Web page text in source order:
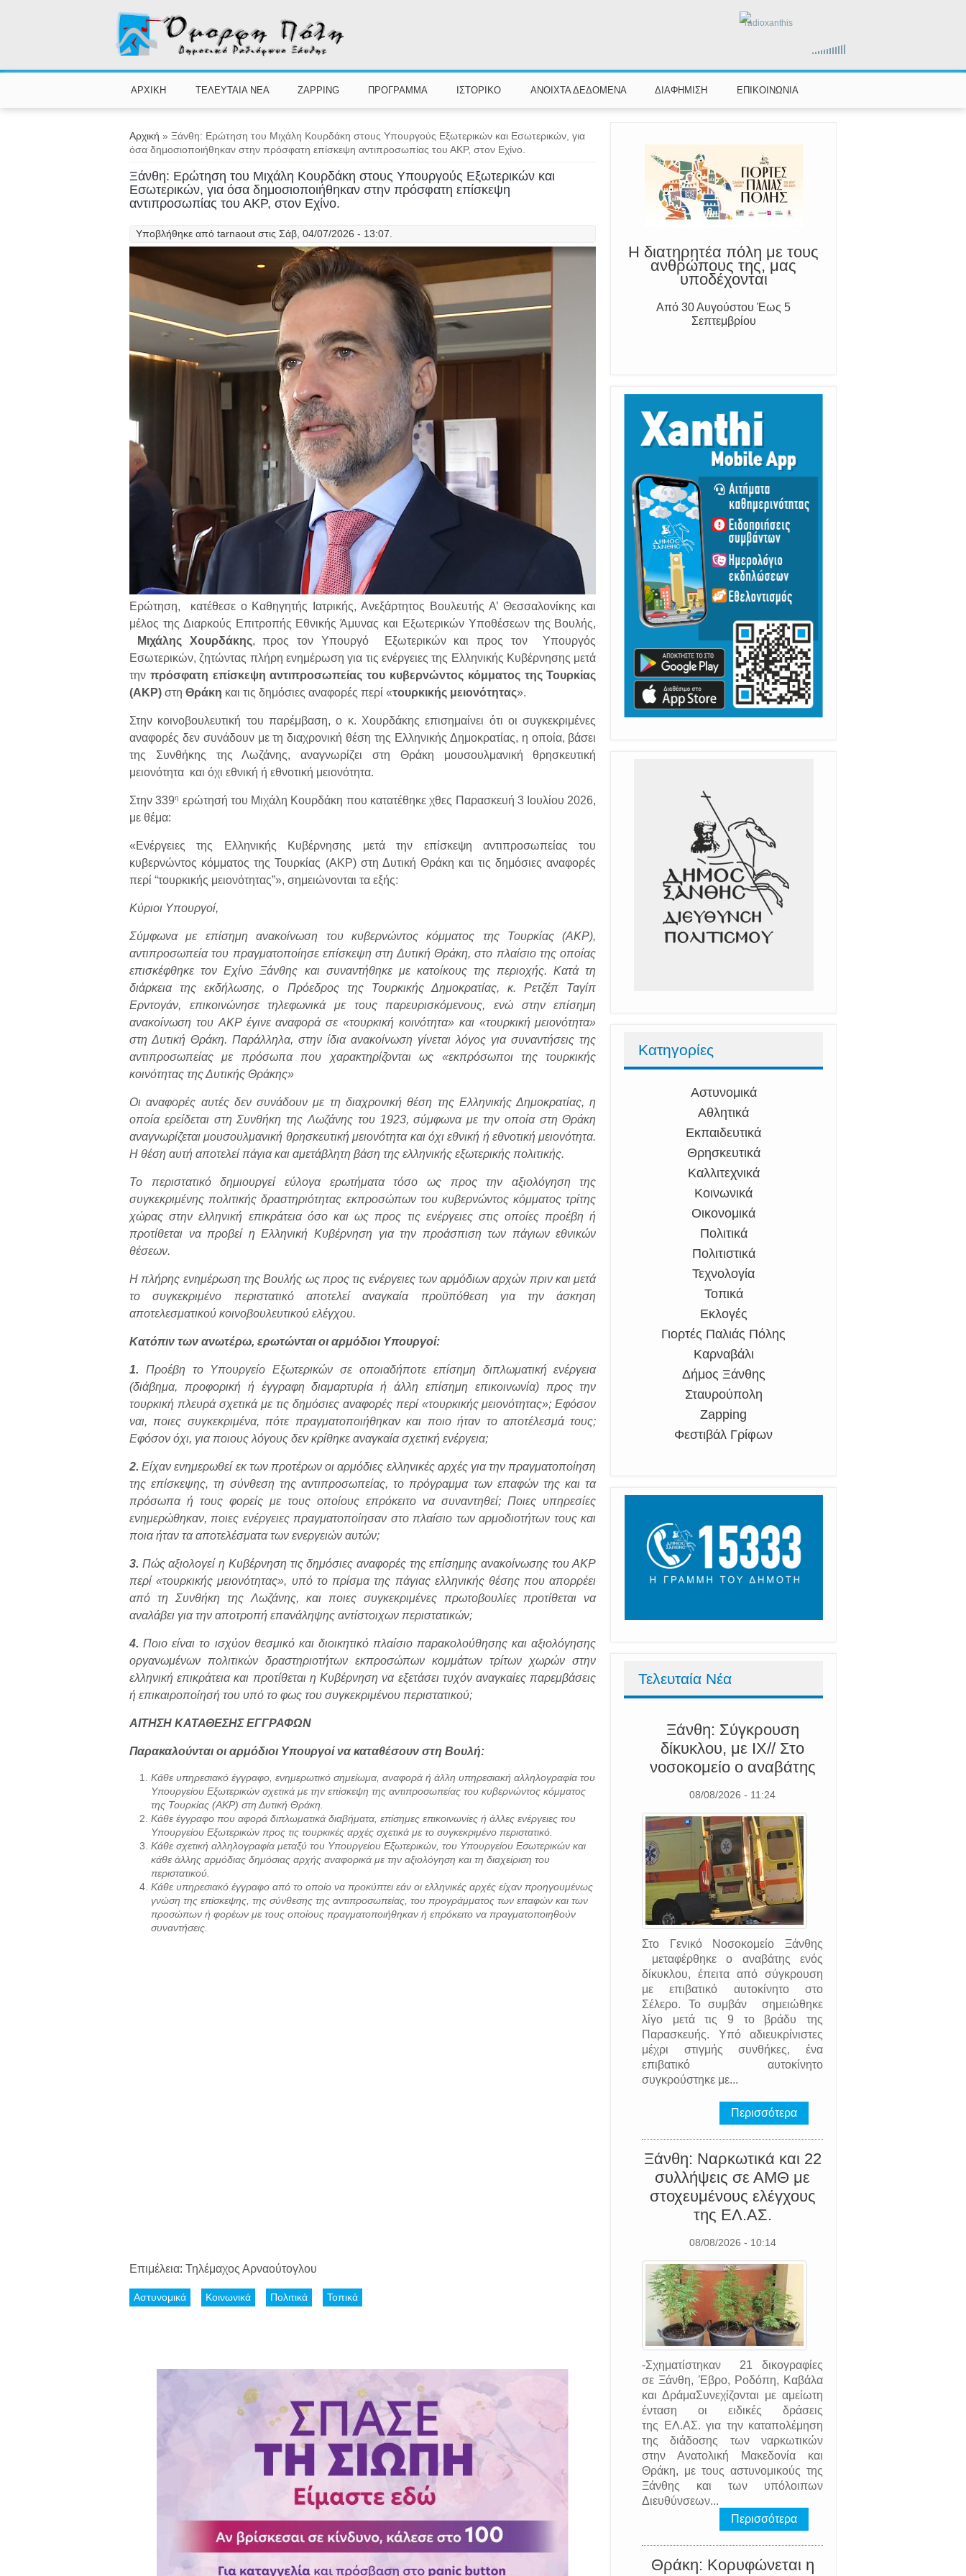
radioxanthis
ΑΡΧΙΚΗ ΤΕΛΕΥΤΑΙΑ ΝΕΑ ZAPPING ΠΡΟΓΡΑΜΜΑ ΙΣΤΟΡΙΚΟ ΑΝΟΙΧΤΑ ΔΕΔΟΜΕΝΑ ΔΙΑΦΗΜΙΣΗ ΕΠΙΚΟΙΝΩΝΙΑ
Είστε εδώ
Αρχική » Ξάνθη: Ερώτηση του Μιχάλη Κουρδάκη στους Υπουργούς Εξωτερικών και Εσωτερικών, για
όσα δημοσιοποιήθηκαν στην πρόσφατη επίσκεψη αντιπροσωπίας του ΑKP, στον Εχίνο.
Ξάνθη: Ερώτηση του Μιχάλη Κουρδάκη στους Υπουργούς Εξωτερικών και
Εσωτερικών, για όσα δημοσιοποιήθηκαν στην πρόσφατη επίσκεψη
αντιπροσωπίας του ΑKP, στον Εχίνο.
Υποβλήθηκε από tarnaout στις Σάβ, 04/07/2026 - 13:07.
Ερώτηση, κατέθεσε ο Καθηγητής Ιατρικής, Ανεξάρτητος Βουλευτής Α’ Θεσσαλονίκης και
μέλος της Διαρκούς Επιτροπής Εθνικής Άμυνας και Εξωτερικών Υποθέσεων της Βουλής,
Μιχάλης Χουρδάκης, προς τον Υπουργό Εξωτερικών και προς τον Υπουργός
Εσωτερικών, ζητώντας πλήρη ενημέρωση για τις ενέργειες της Ελληνικής Κυβέρνησης μετά
την πρόσφατη επίσκεψη αντιπροσωπείας του κυβερνώντος κόμματος της Τουρκίας
(AKP) στη Θράκη και τις δημόσιες αναφορές περί «τουρκικής μειονότητας».
Στην κοινοβουλευτική του παρέμβαση, ο κ. Χουρδάκης επισημαίνει ότι οι συγκεκριμένες
αναφορές δεν συνάδουν με τη διαχρονική θέση της Ελληνικής Δημοκρατίας, η οποία, βάσει
της Συνθήκης της Λωζάνης, αναγνωρίζει στη Θράκη μουσουλμανική θρησκευτική
μειονότητα και όχι εθνική ή εθνοτική μειονότητα.
Στην 339η ερώτησή του Μιχάλη Κουρδάκη που κατατέθηκε χθες Παρασκευή 3 Ιουλίου 2026,
με θέμα:
«Ενέργειες της Ελληνικής Κυβέρνησης μετά την επίσκεψη αντιπροσωπείας του
κυβερνώντος κόμματος της Τουρκίας (AKP) στη Δυτική Θράκη και τις δημόσιες αναφορές
περί “τουρκικής μειονότητας”», σημειώνονται τα εξής:
Κύριοι Υπουργοί,
Σύμφωνα με επίσημη ανακοίνωση του κυβερνώντος κόμματος της Τουρκίας (AKP),
αντιπροσωπεία του πραγματοποίησε επίσκεψη στη Δυτική Θράκη, στο πλαίσιο της οποίας
επισκέφθηκε τον Εχίνο Ξάνθης και συναντήθηκε με κατοίκους της περιοχής. Κατά τη
διάρκεια της εκδήλωσης, ο Πρόεδρος της Τουρκικής Δημοκρατίας, κ. Ρετζέπ Ταγίπ
Ερντογάν, επικοινώνησε τηλεφωνικά με τους παρευρισκόμενους, ενώ στην επίσημη
ανακοίνωση του AKP έγινε αναφορά σε «τουρκική κοινότητα» και «τουρκική μειονότητα»
στη Δυτική Θράκη. Παράλληλα, στην ίδια ανακοίνωση γίνεται λόγος για συναντήσεις της
αντιπροσωπείας με πρόσωπα που χαρακτηρίζονται ως «εκπρόσωποι της τουρκικής
κοινότητας της Δυτικής Θράκης»
Οι αναφορές αυτές δεν συνάδουν με τη διαχρονική θέση της Ελληνικής Δημοκρατίας, η
οποία ερείδεται στη Συνθήκη της Λωζάνης του 1923, σύμφωνα με την οποία στη Θράκη
αναγνωρίζεται μουσουλμανική θρησκευτική μειονότητα και όχι εθνική ή εθνοτική μειονότητα.
Η θέση αυτή αποτελεί πάγια και αμετάβλητη βάση της ελληνικής εξωτερικής πολιτικής.
Το περιστατικό δημιουργεί εύλογα ερωτήματα τόσο ως προς την αξιολόγηση της
συγκεκριμένης πολιτικής δραστηριότητας εκπροσώπων του κυβερνώντος κόμματος τρίτης
χώρας στην ελληνική επικράτεια όσο και ως προς τις ενέργειες στις οποίες προέβη ή
προτίθεται να προβεί η Ελληνική Κυβέρνηση για την προάσπιση των πάγιων εθνικών
θέσεων.
Η πλήρης ενημέρωση της Βουλής ως προς τις ενέργειες των αρμόδιων αρχών πριν και μετά
το συγκεκριμένο περιστατικό αποτελεί αναγκαία προϋπόθεση για την άσκηση
αποτελεσματικού κοινοβουλευτικού ελέγχου.
Κατόπιν των ανωτέρω, ερωτώνται οι αρμόδιοι Υπουργοί:
1. Προέβη το Υπουργείο Εξωτερικών σε οποιαδήποτε επίσημη διπλωματική ενέργεια
(διάβημα, προφορική ή έγγραφη διαμαρτυρία ή άλλη επίσημη επικοινωνία) προς την
τουρκική πλευρά σχετικά με τις δημόσιες αναφορές περί «τουρκικής μειονότητας»; Εφόσον
ναι, ποιες συγκεκριμένα, πότε πραγματοποιήθηκαν και ποιο ήταν το αποτέλεσμά τους;
Εφόσον όχι, για ποιους λόγους δεν κρίθηκε αναγκαία σχετική ενέργεια;
2. Είχαν ενημερωθεί εκ των προτέρων οι αρμόδιες ελληνικές αρχές για την πραγματοποίηση
της επίσκεψης, τη σύνθεση της αντιπροσωπείας, το πρόγραμμα των επαφών της και τα
πρόσωπα ή τους φορείς με τους οποίους επρόκειτο να συναντηθεί; Ποιες υπηρεσίες
ενημερώθηκαν, ποιες ενέργειες πραγματοποίησαν στο πλαίσιο των αρμοδιοτήτων τους και
ποια ήταν τα αποτελέσματα των ενεργειών αυτών;
3. Πώς αξιολογεί η Κυβέρνηση τις δημόσιες αναφορές της επίσημης ανακοίνωσης του AKP
περί «τουρκικής μειονότητας», υπό το πρίσμα της πάγιας ελληνικής θέσης που απορρέει
από τη Συνθήκη της Λωζάνης, και ποιες συγκεκριμένες πρωτοβουλίες προτίθεται να
αναλάβει για την αποτροπή επανάληψης αντίστοιχων περιστατικών;
4. Ποιο είναι το ισχύον θεσμικό και διοικητικό πλαίσιο παρακολούθησης και αξιολόγησης
οργανωμένων πολιτικών δραστηριοτήτων εκπροσώπων κομμάτων τρίτων χωρών στην
ελληνική επικράτεια και προτίθεται η Κυβέρνηση να εξετάσει τυχόν αναγκαίες παρεμβάσεις
ή επικαιροποίησή του υπό το φως του συγκεκριμένου περιστατικού;
ΑΙΤΗΣΗ ΚΑΤΑΘΕΣΗΣ ΕΓΓΡΑΦΩΝ
Παρακαλούνται οι αρμόδιοι Υπουργοί να καταθέσουν στη Βουλή:
Κάθε υπηρεσιακό έγγραφο, ενημερωτικό σημείωμα, αναφορά ή άλλη υπηρεσιακή αλληλογραφία του
Υπουργείου Εξωτερικών σχετικά με την επίσκεψη της αντιπροσωπείας του κυβερνώντος κόμματος
της Τουρκίας (AKP) στη Δυτική Θράκη.
Κάθε έγγραφο που αφορά διπλωματικά διαβήματα, επίσημες επικοινωνίες ή άλλες ενέργειες του
Υπουργείου Εξωτερικών προς τις τουρκικές αρχές σχετικά με το συγκεκριμένο περιστατικό.
Κάθε σχετική αλληλογραφία μεταξύ του Υπουργείου Εξωτερικών, του Υπουργείου Εσωτερικών και
κάθε άλλης αρμόδιας δημόσιας αρχής αναφορικά με την αξιολόγηση και τη διαχείριση του
περιστατικού.
Κάθε υπηρεσιακό έγγραφο από το οποίο να προκύπτει εάν οι ελληνικές αρχές είχαν προηγουμένως
γνώση της επίσκεψης, της σύνθεσης της αντιπροσωπείας, του προγράμματος των επαφών και των
προσώπων ή φορέων με τους οποίους πραγματοποιήθηκαν ή επρόκειτο να πραγματοποιηθούν
συναντήσεις.
Επιμέλεια: Τηλέμαχος Αρναούτογλου
Αστυνομικά Κοινωνικά Πολιτικά Τοπικά
Η διατηρητέα πόλη με τους
ανθρώπους της, μας
υποδέχονται
Από 30 Αυγούστου Έως 5
Σεπτεμβρίου
Παραμένουμε Προσεκτικοί
Καλούμε Άμεσα την Πυροσβεστική στο
Κατηγορίες
Αστυνομικά
Αθλητικά
Εκπαιδευτικά
Θρησκευτικά
Καλλιτεχνικά
Κοινωνικά
Οικονομικά
Πολιτικά
Πολιτιστικά
Τεχνολογία
Τοπικά
Εκλογές
Γιορτές Παλιάς Πόλης
Καρναβάλι
Δήμος Ξάνθης
Σταυρούπολη
Zapping
Φεστιβάλ Γρίφων
Τελευταία Νέα
Ξάνθη: Σύγκρουση
δίκυκλου, με ΙΧ// Στο
νοσοκομείο ο αναβάτης
08/08/2026 - 11:24
Στο Γενικό Νοσοκομείο Ξάνθης
μεταφέρθηκε ο αναβάτης ενός
δίκυκλου, έπειτα από σύγκρουση
με επιβατικό αυτοκίνητο στο
Σέλερο. Το συμβάν σημειώθηκε
λίγο μετά τις 9 το βράδυ της
Παρασκευής. Υπό αδιευκρίνιστες
μέχρι στιγμής συνθήκες, ένα
επιβατικό αυτοκίνητο
συγκρούστηκε με...
Περισσότερα
Ξάνθη: Ναρκωτικά και 22
συλλήψεις σε ΑΜΘ με
στοχευμένους ελέγχους
της EΛ.AΣ.
08/08/2026 - 10:14
-Σχηματίστηκαν 21 δικογραφίες
σε Ξάνθη, Έβρο, Ροδόπη, Καβάλα
και ΔράμαΣυνεχίζονται με αμείωτη
ένταση οι ειδικές δράσεις
της EΛ.AΣ. για την καταπολέμηση
της διάδοσης των ναρκωτικών
στην Ανατολική Μακεδονία και
Θράκη, με τους αστυνομικούς της
Ξάνθης και των υπόλοιπων
Διευθύνσεων...
Περισσότερα
Θράκη: Κορυφώνεται η